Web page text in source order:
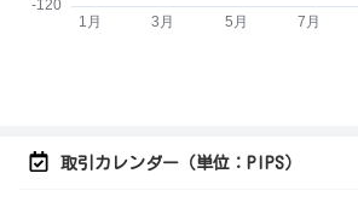
取引カレンダー（単位：PIPS）